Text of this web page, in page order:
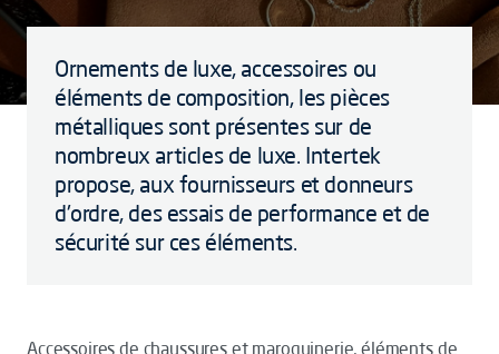
Ornements de luxe, accessoires ou
éléments de composition, les pièces
métalliques sont présentes sur de
nombreux articles de luxe. Intertek
propose, aux fournisseurs et donneurs
d'ordre, des essais de performance et de
sécurité sur ces éléments.
Accessoires de chaussures et maroquinerie, éléments de